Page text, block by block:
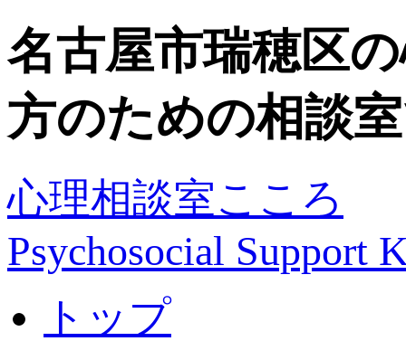
名古屋市瑞穂区
方のための相談
心理相談室こころ
Psychosocial Support
トップ